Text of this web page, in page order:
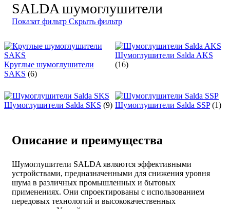
SALDA шумоглушители
Показат фильтр Скрыть фильтр
Круглые шумоглушители
SAKS (6)
Шумоглушители Salda AKS
(16)
Шумоглушители Salda SKS (9) Шумоглушители Salda SSP(1)
Описание и преимущества
Шумоглушители SALDA являются эффективными
устройствами, предназначенными для снижения уровня
шума в различных промышленных и бытовых
применениях. Они спроектированы с использованием
передовых технологий и высококачественных